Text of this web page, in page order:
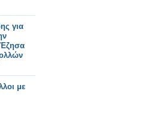
για
Έζησα
με